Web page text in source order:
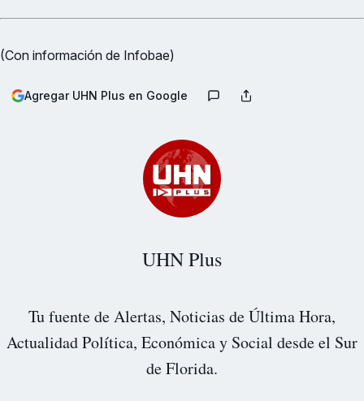
(Con información de Infobae)
Agregar UHN Plus en Google
UHN Plus
Tu fuente de Alertas, Noticias de Última Hora,
Actualidad Política, Económica y Social desde el Sur
de Florida.